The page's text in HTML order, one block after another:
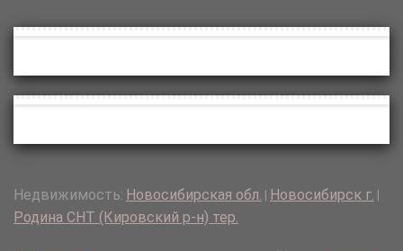
Недвижимость: Новосибирская обл. Новосибирск г.
Родина СНТ (Кировский р-н) тер.